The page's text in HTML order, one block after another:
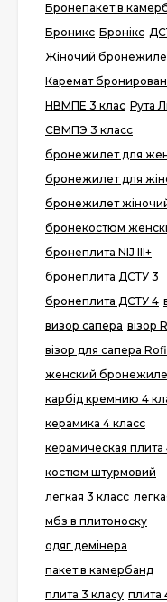
Бронепакет в
Броникс Бронікс
Жіночий
Каремат
НВМПЕ 3 клас Рута
СВМПЭ 3 класс
бронежилет для
бронежилет для
бронежилет
бронекостюм
бронеплита NIJ III+
бронеплита ДСТУ 3
бронеплита ДСТУ 4
визор сапера візор
візор для сапера Rofi
женский
карбід кремнию 4
керамика 4 класс
керамическая плита
костюм штурмовий
легкая 3 класс
мбз в плитоноску
одяг демінера
пакет в камербанд
плита 3 класу плита